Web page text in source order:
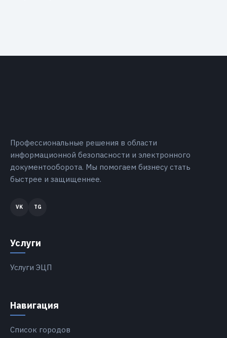
Профессиональные решения в области
информационной безопасности и электронного
документооборота. Мы помогаем бизнесу стать
быстрее и защищеннее.
Услуги
Услуги ЭЦП
Навигация
Список городов